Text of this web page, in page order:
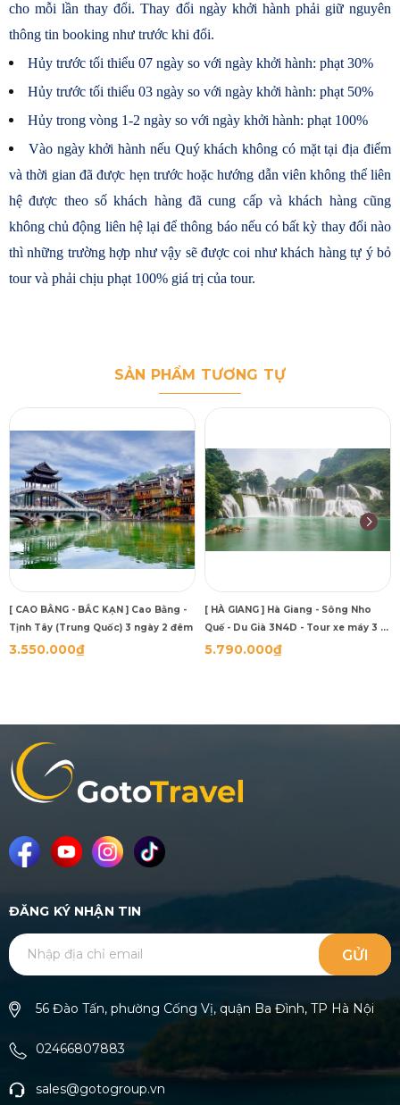
cho mỗi lần thay đổi. Thay đổi ngày khởi hành phải giữ nguyên
thông tin booking như trước khi đổi.
Hủy trước tối thiểu 07 ngày so với ngày khởi hành: phạt 30%
Hủy trước tối thiểu 03 ngày so với ngày khởi hành: phạt 50%
Hủy trong vòng 1-2 ngày so với ngày khởi hành: phạt 100%
Vào ngày khởi hành nếu Quý khách không có mặt tại địa điểm
và thời gian đã được hẹn trước hoặc hướng dẫn viên không thể liên
hệ được theo số khách hàng đã cung cấp và khách hàng cũng
không chủ động liên hệ lại để thông báo nếu có bất kỳ thay đổi nào
thì những trường hợp như vậy sẽ được coi như khách hàng tự ý bỏ
tour và phải chịu phạt 100% giá trị của tour.
SẢN PHẨM TƯƠNG TỰ
[ CAO BẰNG - BẮC KẠN ] Cao Bằng -
Tịnh Tây (Trung Quốc) 3 ngày 2 đêm
3.550.000₫
[ HÀ GIANG ] Hà Giang - Sông Nho
Quế - Du Già 3N4D - Tour xe máy 3 (1
khách tự đi 1 xe máy riêng)
5.790.000₫
ĐĂNG KÝ NHẬN TIN
GỬI
56 Đào Tấn, phường Cống Vị, quận Ba Đình, TP Hà Nội
02466807883
sales@gotogroup.vn